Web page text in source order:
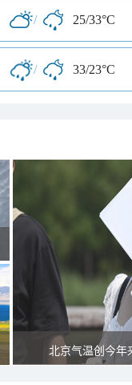
/ 25/33°C
/ 33/23°C
北京气温创今年